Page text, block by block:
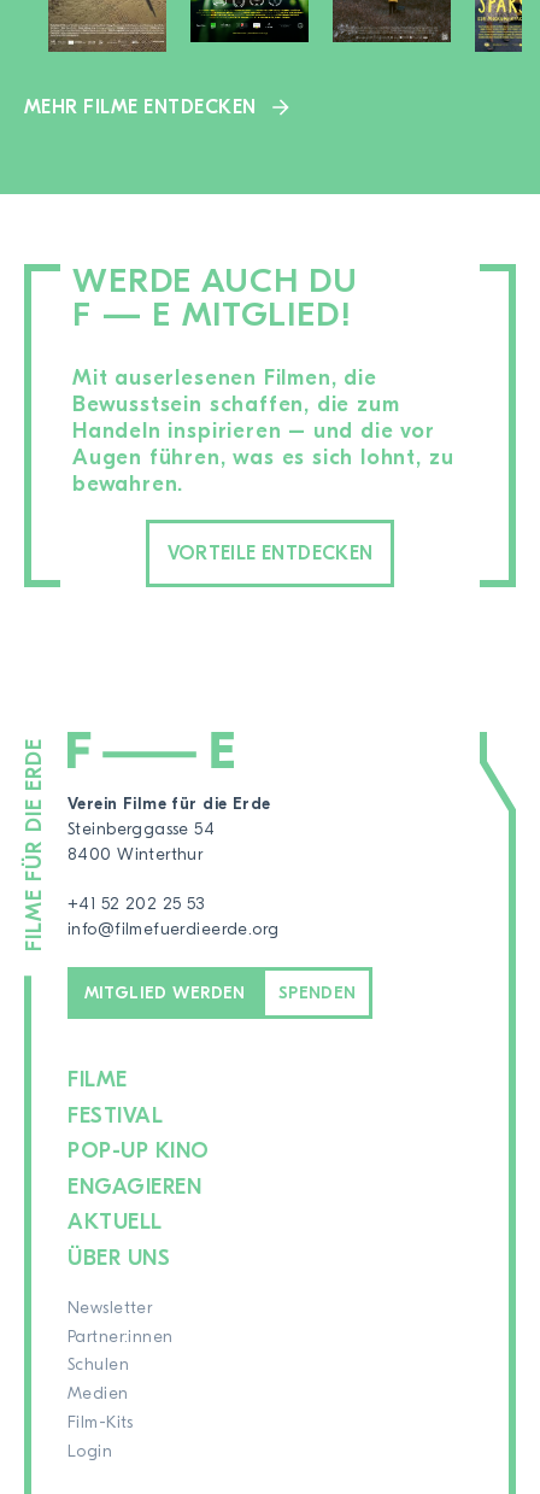
MEHR FILME ENTDECKEN
WERDE AUCH DU
F — E MITGLIED!
Mit auserlesenen Filmen, die
Bewusstsein schaffen, die zum
Handeln inspirieren – und die vor
Augen führen, was es sich lohnt, zu
bewahren.
VORTEILE ENTDECKEN
Verein Filme für die Erde
Steinberggasse 54
8400 Winterthur
+41 52 202 25 53
info@filmefuerdieerde.org
MITGLIED WERDEN SPENDEN
FILME
FESTIVAL
POP-UP KINO
ENGAGIEREN
AKTUELL
ÜBER UNS
Newsletter
Partner:innen
Schulen
Medien
Film-Kits
Login